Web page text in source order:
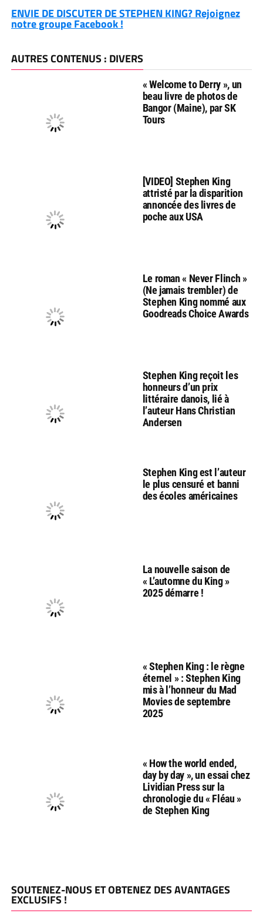
ENVIE DE DISCUTER DE STEPHEN KING? Rejoignez
notre groupe Facebook !
AUTRES CONTENUS : DIVERS
« Welcome to Derry », un
beau livre de photos de
Bangor (Maine), par SK
Tours
[VIDEO] Stephen King
attristé par la disparition
annoncée des livres de
poche aux USA
Le roman « Never Flinch »
(Ne jamais trembler) de
Stephen King nommé aux
Goodreads Choice Awards
Stephen King reçoit les
honneurs d’un prix
littéraire danois, lié à
l’auteur Hans Christian
Andersen
Stephen King est l’auteur
le plus censuré et banni
des écoles américaines
La nouvelle saison de
« L’automne du King »
2025 démarre !
« Stephen King : le règne
éternel » : Stephen King
mis à l’honneur du Mad
Movies de septembre
2025
« How the world ended,
day by day », un essai chez
Lividian Press sur la
chronologie du « Fléau »
de Stephen King
SOUTENEZ-NOUS ET OBTENEZ DES AVANTAGES
EXCLUSIFS !